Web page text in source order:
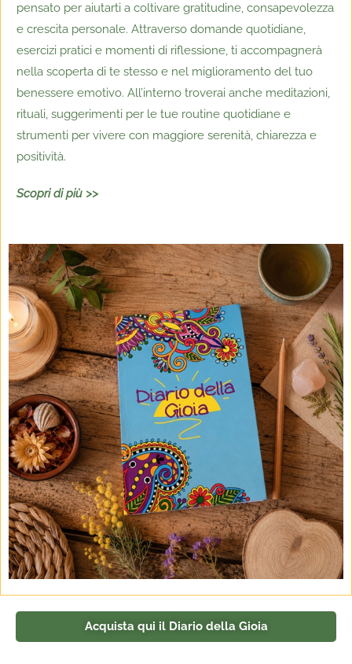
pensato per aiutarti a coltivare gratitudine, consapevolezza
e crescita personale. Attraverso domande quotidiane,
esercizi pratici e momenti di riflessione, ti accompagnerà
nella scoperta di te stesso e nel miglioramento del tuo
benessere emotivo. All’interno troverai anche meditazioni,
rituali, suggerimenti per le tue routine quotidiane e
strumenti per vivere con maggiore serenità, chiarezza e
positività.
Scopri di più >>
Acquista qui il Diario della Gioia